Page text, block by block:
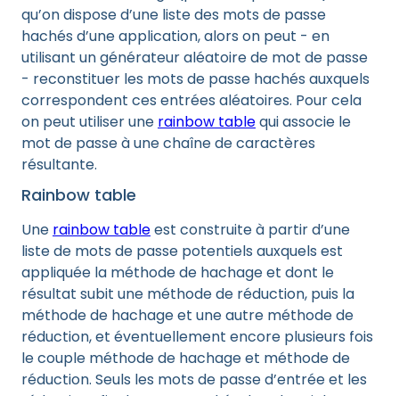
qu’on dispose d’une liste des mots de passe
hachés d’une application, alors on peut - en
utilisant un générateur aléatoire de mot de passe
- reconstituer les mots de passe hachés auxquels
correspondent ces entrées aléatoires. Pour cela
on peut utiliser une rainbow tablequi associe le
mot de passe à une chaîne de caractères
résultante.
Rainbow table
Une rainbow tableest construite à partir d’une
liste de mots de passe potentiels auxquels est
appliquée la méthode de hachage et dont le
résultat subit une méthode de réduction, puis la
méthode de hachage et une autre méthode de
réduction, et éventuellement encore plusieurs fois
le couple méthode de hachage et méthode de
réduction. Seuls les mots de passe d’entrée et les